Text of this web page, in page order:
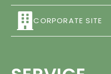
CORPORATE SITE